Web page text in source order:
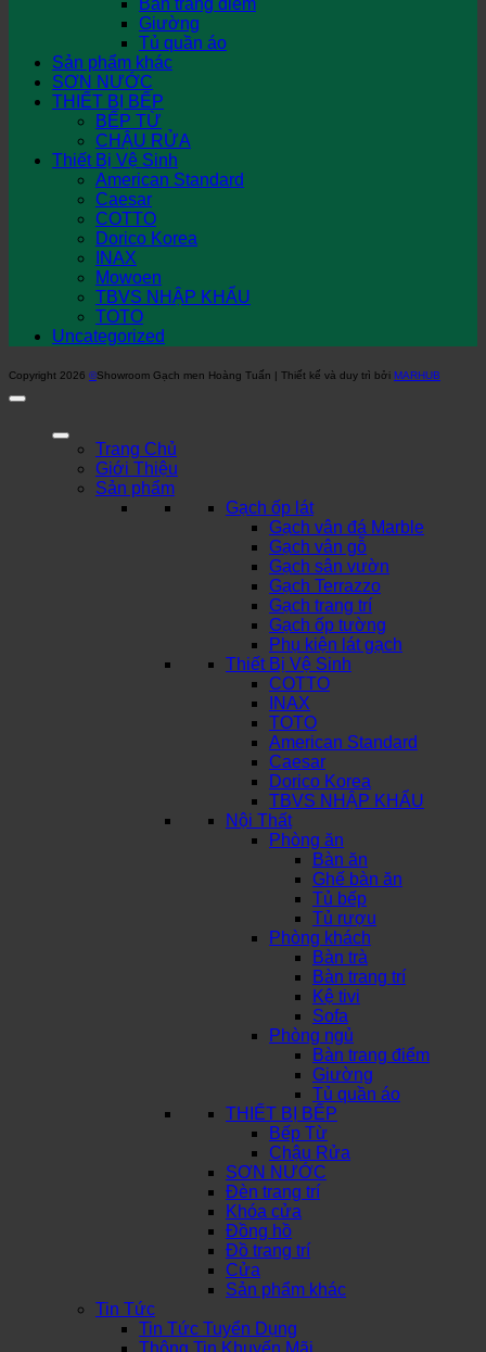
Bàn trang điểm
Giường
Tủ quần áo
Sản phẩm khác
SƠN NƯỚC
THIẾT BỊ BẾP
BẾP TỪ
CHẬU RỬA
Thiết Bị Vệ Sinh
American Standard
Caesar
COTTO
Dorico Korea
INAX
Mowoen
TBVS NHẬP KHẨU
TOTO
Uncategorized
Copyright 2026 ©Showroom Gạch men Hoàng Tuấn | Thiết kế và duy trì bởi MARHUB
Trang Chủ
Giới Thiệu
Sản phẩm
Gạch ốp lát
Gạch vân đá Marble
Gạch vân gỗ
Gạch sân vườn
Gạch Terrazzo
Gạch trang trí
Gạch ốp tường
Phụ kiện lát gạch
Thiết Bị Vệ Sinh
COTTO
INAX
TOTO
American Standard
Caesar
Dorico Korea
TBVS NHẬP KHẨU
Nội Thất
Phòng ăn
Bàn ăn
Ghế bàn ăn
Tủ bếp
Tủ rượu
Phòng khách
Bàn trà
Bàn trang trí
Kệ tivi
Sofa
Phòng ngủ
Bàn trang điểm
Giường
Tủ quần áo
THIẾT BỊ BẾP
Bếp Từ
Chậu Rửa
SƠN NƯỚC
Đèn trang trí
Khóa cửa
Đồng hồ
Đồ trang trí
Cửa
Sản phẩm khác
Tin Tức
Tin Tức Tuyển Dụng